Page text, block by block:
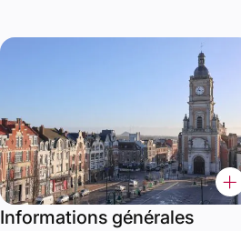
Informations générales